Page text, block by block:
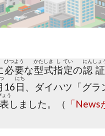
必
ひつ
要
よう
な型
かた
式
しき
指
し
定
てい
の認
にん
証
しょ
16 日
にち
、ダイハツ「グ
表
ょう
しました。（
「